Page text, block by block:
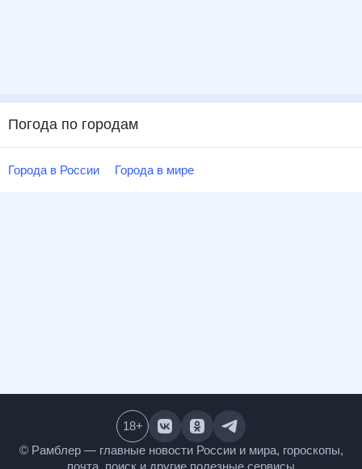
Погода по городам
Города в России Города в мире
© Рамблер — главные новости России и мира,
18+